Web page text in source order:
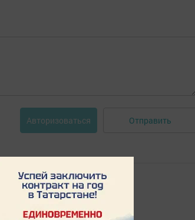
Авторизоваться Отправить